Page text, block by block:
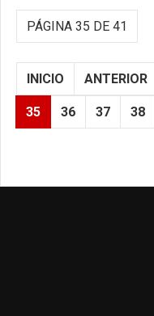
PÁGINA 35 DE 41
INICIO ANTERIOR
35 36 37 38